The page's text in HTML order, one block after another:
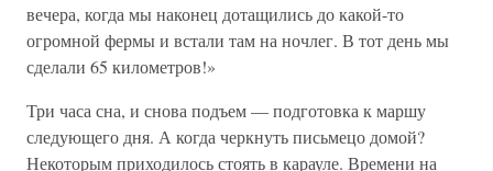
вечера, когда мы наконец дотащились до какой-то
огромной фермы и встали там на ночлег. В тот день мы
сделали 65 километров!»
Три часа сна, и снова подъем — подготовка к маршу
следующего дня. А когда черкнуть письмецо домой?
Некоторым приходилось стоять в карауле. Времени на